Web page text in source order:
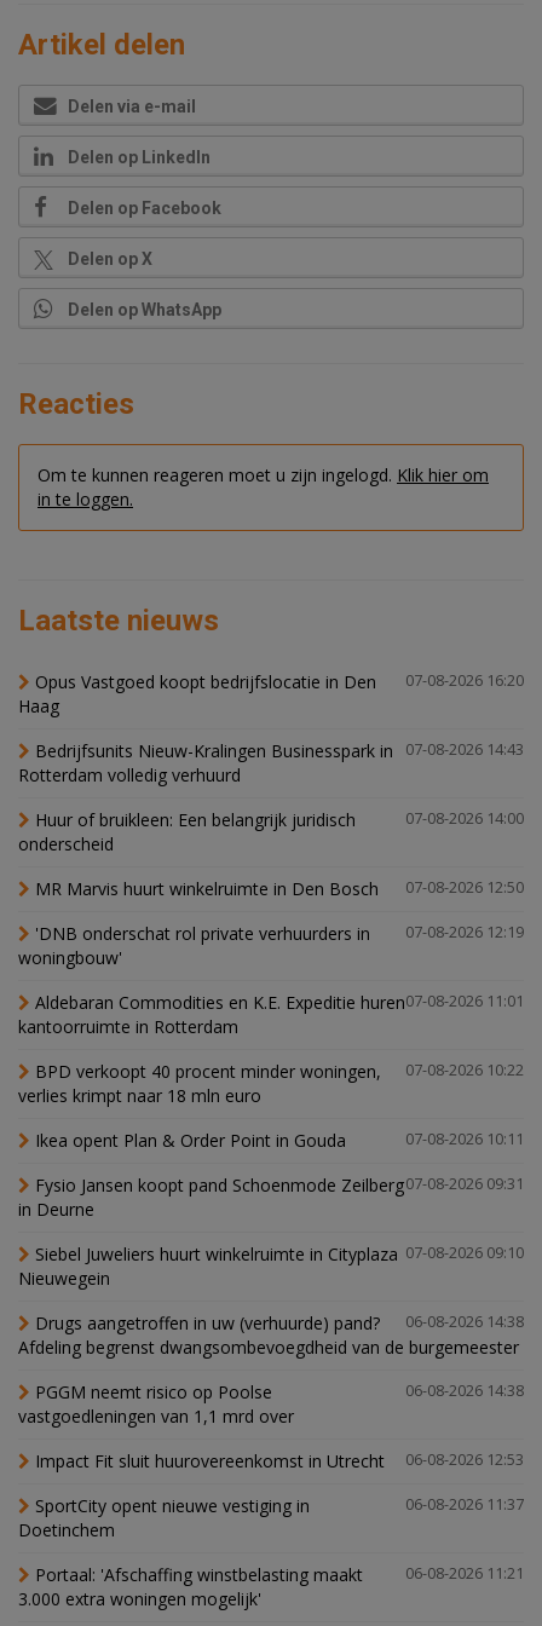
Artikel delen
Delen via e-mail
Delen op LinkedIn
Delen op Facebook
Delen op X
Delen op WhatsApp
Reacties
Om te kunnen reageren moet u zijn ingelogd. Klik hier om
in te loggen.
Laatste nieuws
07-08-2026 16:20
Opus Vastgoed koopt bedrijfslocatie in Den
Haag
07-08-2026 14:43
Bedrijfsunits Nieuw-Kralingen Businesspark in
Rotterdam volledig verhuurd
07-08-2026 14:00
Huur of bruikleen: Een belangrijk juridisch
onderscheid
07-08-2026 12:50
MR Marvis huurt winkelruimte in Den Bosch
07-08-2026 12:19
'DNB onderschat rol private verhuurders in
woningbouw'
07-08-2026 11:01
Aldebaran Commodities en K.E. Expeditie huren
kantoorruimte in Rotterdam
07-08-2026 10:22
BPD verkoopt 40 procent minder woningen,
verlies krimpt naar 18 mln euro
07-08-2026 10:11
Ikea opent Plan & Order Point in Gouda
07-08-2026 09:31
Fysio Jansen koopt pand Schoenmode Zeilberg
in Deurne
07-08-2026 09:10
Siebel Juweliers huurt winkelruimte in Cityplaza
Nieuwegein
06-08-2026 14:38
Drugs aangetroffen in uw (verhuurde) pand?
Afdeling begrenst dwangsombevoegdheid van de burgemeester
06-08-2026 14:38
PGGM neemt risico op Poolse
vastgoedleningen van 1,1 mrd over
06-08-2026 12:53
Impact Fit sluit huurovereenkomst in Utrecht
06-08-2026 11:37
SportCity opent nieuwe vestiging in
Doetinchem
06-08-2026 11:21
Portaal: 'Afschaffing winstbelasting maakt
3.000 extra woningen mogelijk'